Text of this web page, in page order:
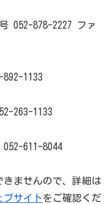
052-878-2227 ファ
1133
263-1133
611-8044
ませんので、詳細は
ブサイトをご確認くだ